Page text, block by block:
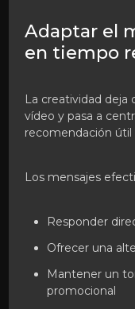
Adaptar el
en tiempo
La creatividad deja
vídeo y pasa a
recomendación
Los mensajes
Responder
Ofrecer una
Mantener un
promocional